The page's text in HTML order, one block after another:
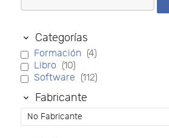
Categorías
Formación (4)
Libro (10)
Software (112)
Fabricante